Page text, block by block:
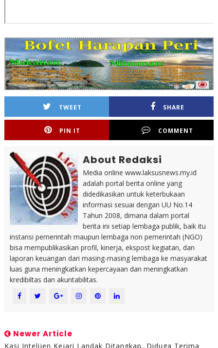
TWEET SHARE
PIN IT COMMENT
About Redaksi
Media online www.laksusnews.my.id
adalah portal berita online yang
didedikasikan untuk keterbukaan
informasi sesuai dengan UU No.14
Tahun 2008, dimana dalam portal
berita ini setiap lembaga publik, baik itu
instansi pemerintah maupun lembaga non pemerintah (NGO)
bisa mempublikasikan profil, kinerja, ekspost kegiatan, dan
laporan keuangan dari masing-masing lembaga ke masyarakat
luas guna meningkatkan kepercayaan dan meningkatkan
kredibiltas dan akuntabilitas.
Newer Article
Kasi Intelijen Kejari Landak Ditangkap, Diduga Terima